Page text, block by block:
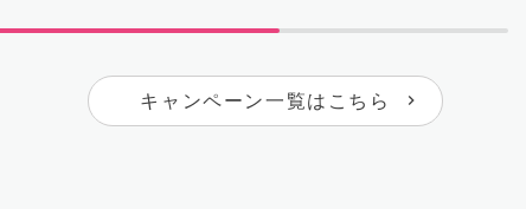
キャンペーン一覧はこちら